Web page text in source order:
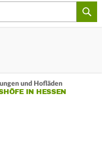
und Hofläden
IN HESSEN